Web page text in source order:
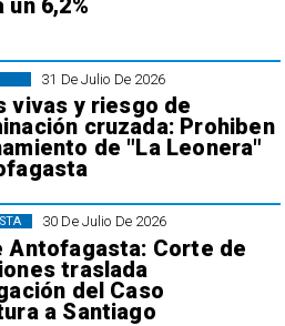
un 6,2%
31 De Julio De 2026
vivas y riesgo de
cruzada: Prohiben
de "La Leonera"
30 De Julio De 2026
Antofagasta: Corte de
traslada
del Caso
a Santiago